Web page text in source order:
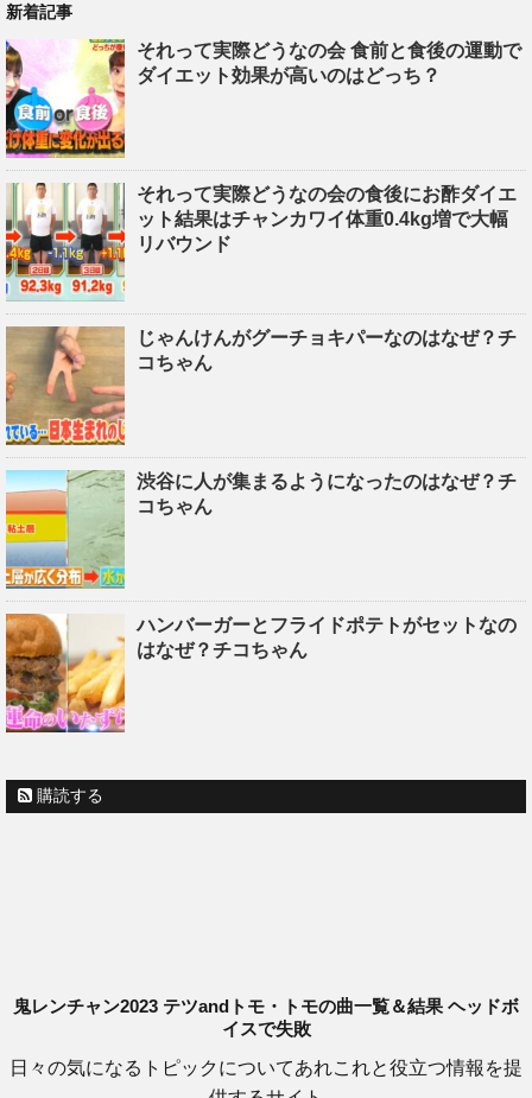
新着記事
それって実際どうなの会 食前と食後の運動で
ダイエット効果が高いのはどっち？
それって実際どうなの会の食後にお酢ダイエ
ット結果はチャンカワイ体重0.4kg増で大幅
リバウンド
じゃんけんがグーチョキパーなのはなぜ？チ
コちゃん
渋谷に人が集まるようになったのはなぜ？チ
コちゃん
ハンバーガーとフライドポテトがセットなの
はなぜ？チコちゃん
購読する
鬼レンチャン2023 テツandトモ・トモの曲一覧＆結果 ヘッドボ
イスで失敗
日々の気になるトピックについてあれこれと役立つ情報を提